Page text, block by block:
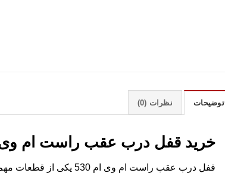
توضیحات نظرات (0)
خرید قفل درب عقب راست ام وی ام 530 با قیمت مناسب از ام وی
قفل درب عقب راست ام